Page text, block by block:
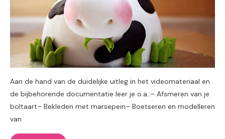
Aan de hand van de duidelijke uitleg in het videomateriaal en
de bijbehorende documentatie leer je o.a.:– Afsmeren van je
boltaart– Bekleden met marsepein– Boetseren en modelleren
van